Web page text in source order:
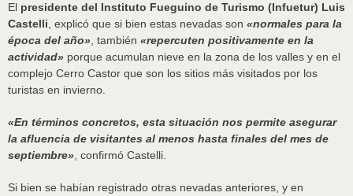
El presidente del Instituto Fueguino de Turismo (Infuetur) Luis
Castelli , explicó que si bien estas nevadas son «normales para la
época del año» , también «repercuten positivamente en la
actividad» porque acumulan nieve en la zona de los valles y en el
complejo Cerro Castor que son los sitios más visitados por los
turistas en invierno.
«En términos concretos, esta situación nos permite asegurar
la afluencia de visitantes al menos hasta finales del mes de
septiembre» , confirmó Castelli.
Si bien se habían registrado otras nevadas anteriores, y en